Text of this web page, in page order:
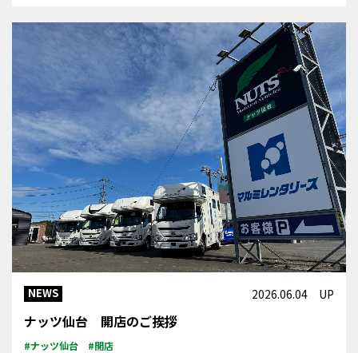
NEWS 2026.06.04 UP
ナッツ仙台 開店のご挨拶
#ナッツ仙台 #開店